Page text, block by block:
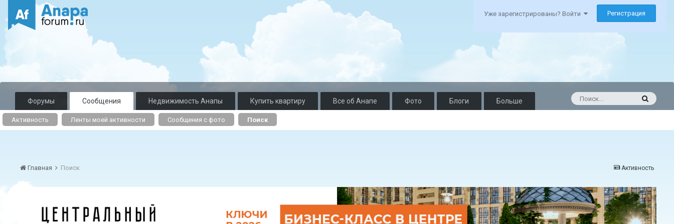
Уже зарегистрированы? Войти Регистрация
Форумы Сообщения
Активность Ленты моей активности Сообщения с фото Поиск
Недвижимость Анапы Купить квартиру Все об Анапе Фото Блоги Больше
Активность
Главная Поиск